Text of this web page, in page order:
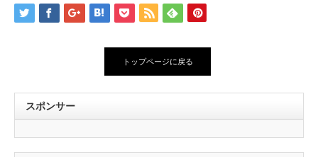
トップページに戻る
スポンサー